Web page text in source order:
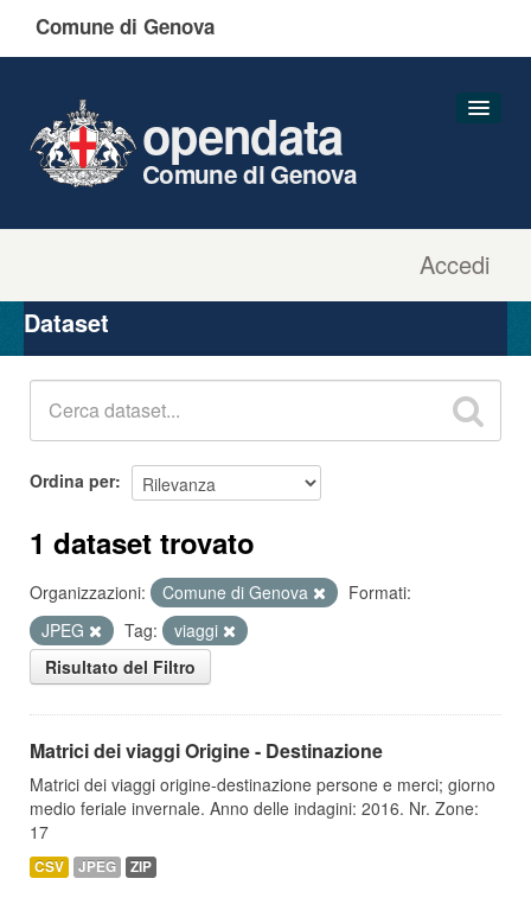
Comune di Genova
Accedi
opendata
Comune di Genova
Organizzazioni
Gruppi
Dataset
Ordina per
1 dataset trovato
Organizzazioni: Comune di Genova
Formati:
JPEG
Tag:
viaggi
Risultato del Filtro
Matrici dei viaggi Origine - Destinazione
Matrici dei viaggi origine-destinazione persone e merci; giorno
medio feriale invernale. Anno delle indagini: 2016. Nr. Zone:
17
CSV JPEG ZIP